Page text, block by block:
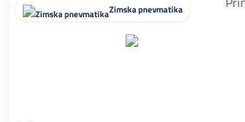
Zimska pnevmatika